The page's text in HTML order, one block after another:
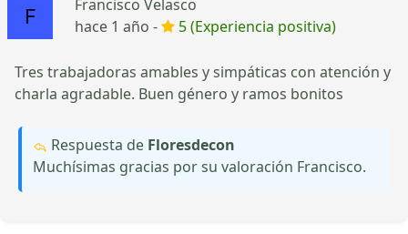
Francisco Velasco
hace 1 año -
5 (Experiencia positiva)
Tres trabajadoras amables y simpáticas con atención y
charla agradable. Buen género y ramos bonitos
Respuesta de Floresdecon
Muchísimas gracias por su valoración Francisco.